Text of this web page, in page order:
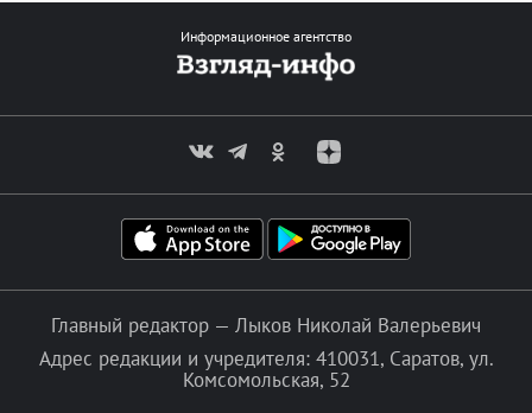
Информационное агентство
Главный редактор — Лыков Николай Валерьевич
Адрес редакции и учредителя: 410031, Саратов, ул.
Комсомольская, 52